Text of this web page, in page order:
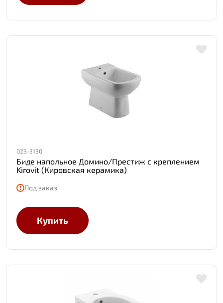
023-3130
Биде напольное Домино/Престиж с креплением
Kirovit (Кировская керамика)
Под заказ
Купить